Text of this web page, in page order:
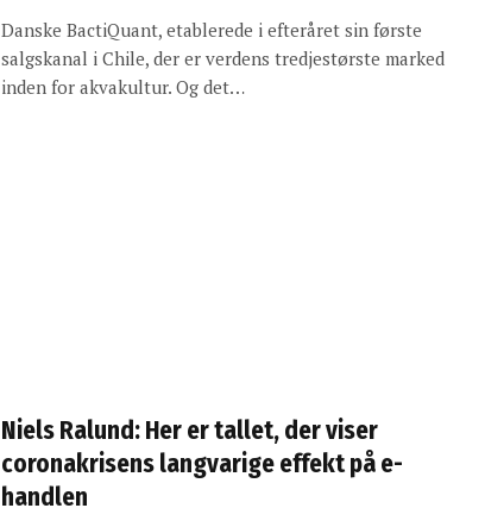
Danske BactiQuant, etablerede i efteråret sin første
salgskanal i Chile, der er verdens tredjestørste marked
inden for akvakultur. Og det…
Niels Ralund: Her er tallet, der viser
coronakrisens langvarige effekt på e-
handlen